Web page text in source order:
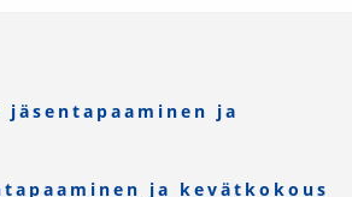
jäsentapaaminen ja
ja kevätkokous